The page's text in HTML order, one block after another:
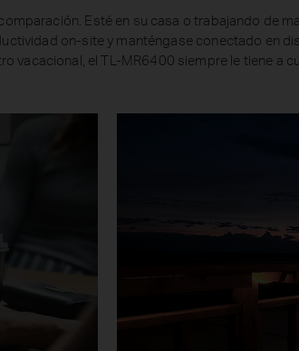
Esté en su casa o trabajando de
on-site y manténgase conectado en
vacacional, el TL-MR6400 siempre le tiene a